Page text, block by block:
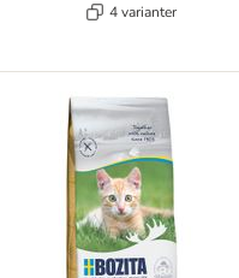
4 varianter